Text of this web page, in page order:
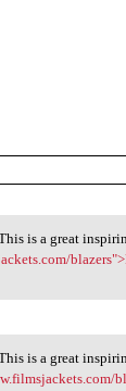
is a great
is a great